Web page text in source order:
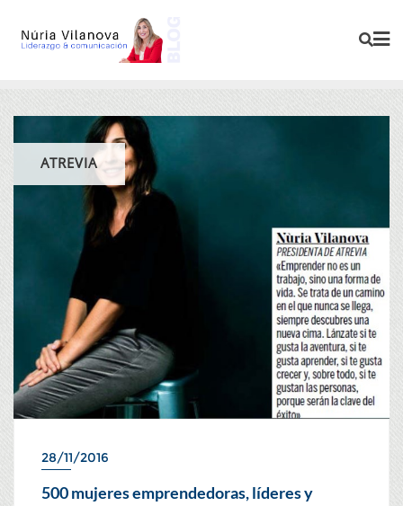
ATREVIA
28/11/2016
500 mujeres emprendedoras, líderes y